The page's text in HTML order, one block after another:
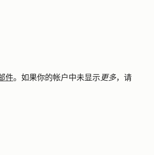
件。如果你的帐户中未显示 更多，请